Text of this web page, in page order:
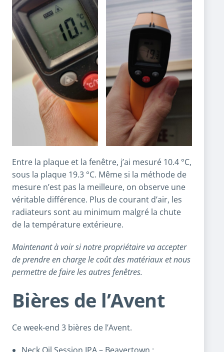
Entre la plaque et la fenêtre, j’ai mesuré 10.4 °C,
sous la plaque 19.3 °C. Même si la méthode de
mesure n’est pas la meilleure, on observe une
véritable différence. Plus de courant d’air, les
radiateurs sont au minimum malgré la chute
de la température extérieure.
Maintenant à voir si notre propriétaire va accepter
de prendre en charge le coût des matériaux et nous
permettre de faire les autres fenêtres.
Bières de l’Avent
Ce week-end 3 bières de l’Avent.